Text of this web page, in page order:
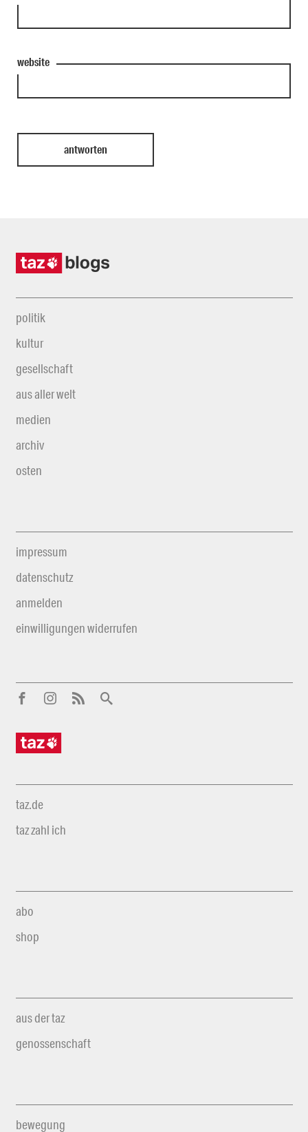
website
politik
kultur
gesellschaft
aus aller welt
medien
archiv
osten
impressum
datenschutz
anmelden
einwilligungen widerrufen
taz.de
taz zahl ich
abo
shop
aus der taz
genossenschaft
bewegung